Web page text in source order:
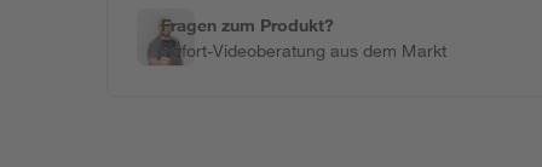
Fragen zum Produkt?
Sofort-Videoberatung aus dem Markt